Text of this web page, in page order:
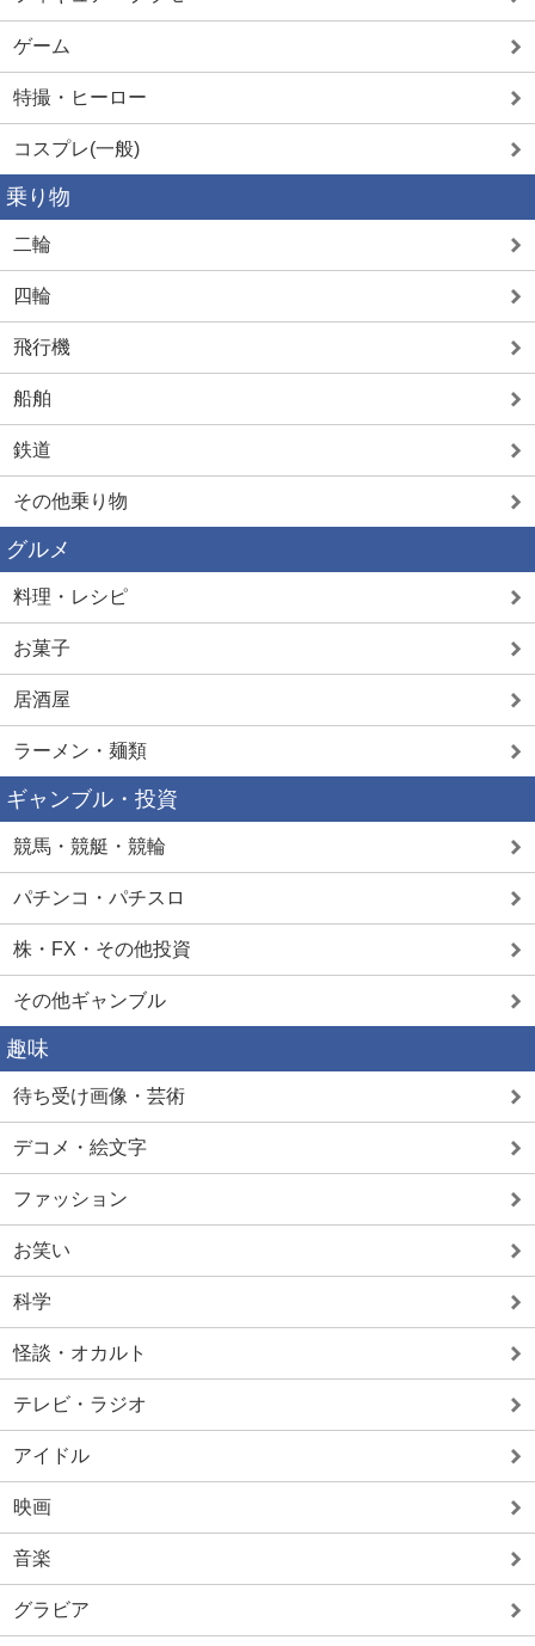
ゲーム
特撮・ヒーロー
コスプレ(一般)
乗り物
二輪
四輪
飛行機
船舶
鉄道
その他乗り物
グルメ
料理・レシピ
お菓子
居酒屋
ラーメン・麺類
ギャンブル・投資
競馬・競艇・競輪
パチンコ・パチスロ
株・FX・その他投資
その他ギャンブル
趣味
待ち受け画像・芸術
デコメ・絵文字
ファッション
お笑い
科学
怪談・オカルト
テレビ・ラジオ
アイドル
映画
音楽
グラビア